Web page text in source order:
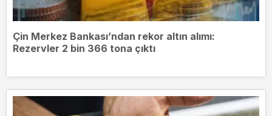
Çin Merkez Bankası’ndan rekor altın alımı:
Rezervler 2 bin 366 tona çıktı